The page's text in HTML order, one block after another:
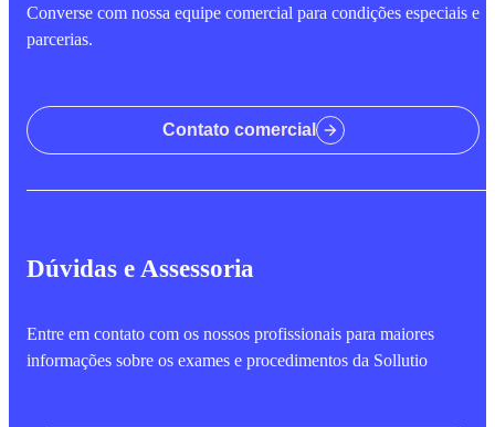
Converse com nossa equipe comercial para condições especiais e
parcerias.
Contato comercial
Dúvidas e Assessoria
Entre em contato com os nossos profissionais para maiores
informações sobre os exames e procedimentos da Sollutio